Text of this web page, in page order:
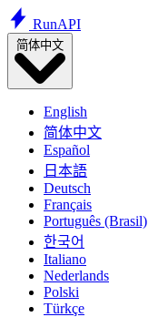
RunAPI
简体中文
English
简体中文
Español
日本語
Deutsch
Français
Português (Brasil)
한국어
Italiano
Nederlands
Polski
Türkçe